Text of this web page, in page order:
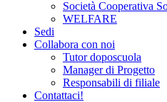
Società Cooperativa
WELFARE
Sedi
Collabora con noi
Tutor doposcuola
Manager di Progetto
Responsabili di filiale
Contattaci!